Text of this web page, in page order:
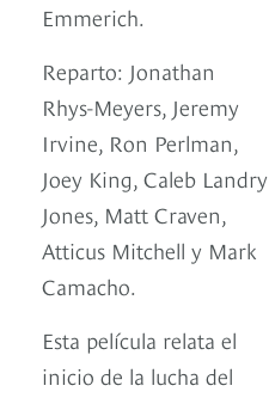
Emmerich.
Reparto: Jonathan
Rhys-Meyers, Jeremy
Irvine, Ron Perlman,
Joey King, Caleb Landry
Jones, Matt Craven,
Atticus Mitchell y Mark
Camacho.
Esta película relata el
inicio de la lucha del